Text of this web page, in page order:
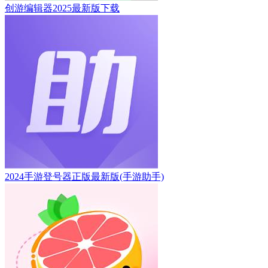
创游编辑器2025最新版下载
2024手游登号器正版最新版(手游助手)